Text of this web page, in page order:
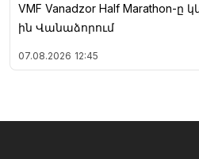
VMF Vanadzor Half Marathon-
ին Վանաձորում
07.08.2026 12:45